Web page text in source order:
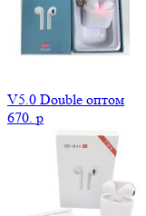
V5.0 Double оптом
670. p